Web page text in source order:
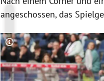
angeschossen, das
Copyright-Hinweis öffnen/